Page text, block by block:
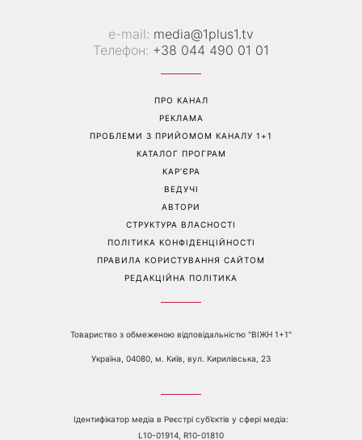
«Все гірше й гірше»: Надя
Дорофєєва розповіла про
«Це був сюрприз»: Соломія
Вітвіцька розповіла, як
дізналася про вагітність та
якою була реакція чоловіка